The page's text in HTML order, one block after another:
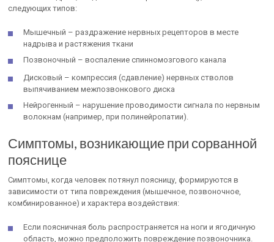
следующих типов:
Мышечный – раздражение нервных рецепторов в месте
надрыва и растяжения ткани
Позвоночный – воспаление спинномозгового канала
Дисковый – компрессия (сдавление) нервных стволов
выпячиванием межпозвонкового диска
Нейрогенный – нарушение проводимости сигнала по нервным
волокнам (например, при полинейропатии).
Симптомы, возникающие при сорванной
пояснице
Симптомы, когда человек потянул поясницу, формируются в
зависимости от типа повреждения (мышечное, позвоночное,
комбинированное) и характера воздействия:
Если поясничная боль распространяется на ноги и ягодичную
область, можно предположить повреждение позвоночника.